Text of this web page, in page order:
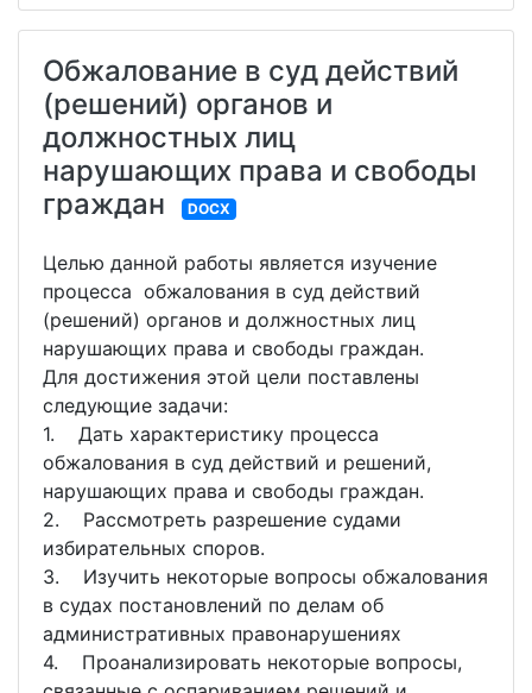
Обжалование в суд действий
(решений) органов и
должностных лиц
нарушающих права и свободы
граждан
DOCX
Целью данной работы является изучение
процесса обжалования в суд действий
(решений) органов и должностных лиц
нарушающих права и свободы граждан.
Для достижения этой цели поставлены
следующие задачи:
1. Дать характеристику процесса
обжалования в суд действий и решений,
нарушающих права и свободы граждан.
2. Рассмотреть разрешение судами
избирательных споров.
3. Изучить некоторые вопросы обжалования
в судах постановлений по делам об
административных правонарушениях
4. Проанализировать некоторые вопросы,